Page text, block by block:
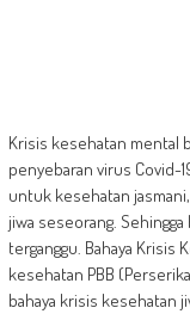
Krisis kesehatan mental
penyebaran virus Covid-
untuk kesehatan
jiwa seseorang.
terganggu. Bahaya Krisis
kesehatan PBB
bahaya krisis kesehatan